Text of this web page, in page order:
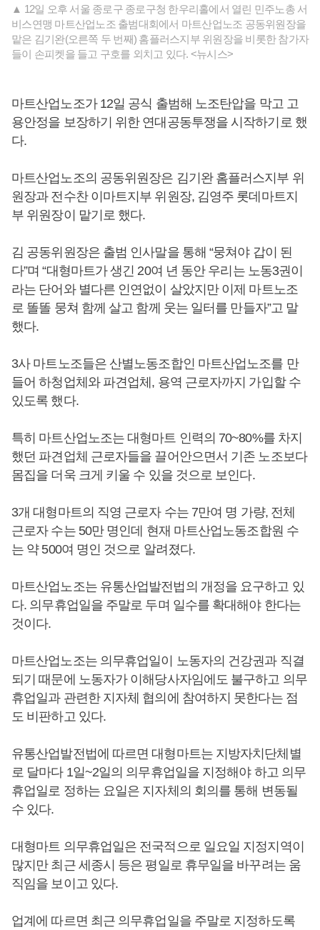
▲ 12일 오후 서울 종로구 종로구청 한우리홀에서 열린 민주노총 서
비스연맹 마트산업노조 출범대회에서 마트산업노조 공동위원장을
맡은 김기완(오른쪽 두 번째) 홈플러스지부 위원장을 비롯한 참가자
들이 손피켓을 들고 구호를 외치고 있다. <뉴시스>
마트산업노조가 12일 공식 출범해 노조탄압을 막고 고
용안정을 보장하기 위한 연대공동투쟁을 시작하기로 했
다.
마트산업노조의 공동위원장은 김기완 홈플러스지부 위
원장과 전수찬 이마트지부 위원장, 김영주 롯데마트지
부 위원장이 맡기로 했다.
김 공동위원장은 출범 인사말을 통해 “뭉쳐야 갑이 된
다”며 “대형마트가 생긴 20여 년 동안 우리는 노동3권이
라는 단어와 별다른 인연없이 살았지만 이제 마트노조
로 똘똘 뭉쳐 함께 살고 함께 웃는 일터를 만들자”고 말
했다.
3사 마트노조들은 산별노동조합인 마트산업노조를 만
들어 하청업체와 파견업체, 용역 근로자까지 가입할 수
있도록 했다.
특히 마트산업노조는 대형마트 인력의 70~80%를 차지
했던 파견업체 근로자들을 끌어안으면서 기존 노조보다
몸집을 더욱 크게 키울 수 있을 것으로 보인다.
3개 대형마트의 직영 근로자 수는 7만여 명 가량, 전체
근로자 수는 50만 명인데 현재 마트산업노동조합원 수
는 약 500여 명인 것으로 알려졌다.
마트산업노조는 유통산업발전법의 개정을 요구하고 있
다. 의무휴업일을 주말로 두며 일수를 확대해야 한다는
것이다.
마트산업노조는 의무휴업일이 노동자의 건강권과 직결
되기 때문에 노동자가 이해당사자임에도 불구하고 의무
휴업일과 관련한 지자체 협의에 참여하지 못한다는 점
도 비판하고 있다.
유통산업발전법에 따르면 대형마트는 지방자치단체별
로 달마다 1일~2일의 의무휴업일을 지정해야 하고 의무
휴업일로 정하는 요일은 지자체의 회의를 통해 변동될
수 있다.
대형마트 의무휴업일은 전국적으로 일요일 지정지역이
많지만 최근 세종시 등은 평일로 휴무일을 바꾸려는 움
직임을 보이고 있다.
업계에 따르면 최근 의무휴업일을 주말로 지정하도록